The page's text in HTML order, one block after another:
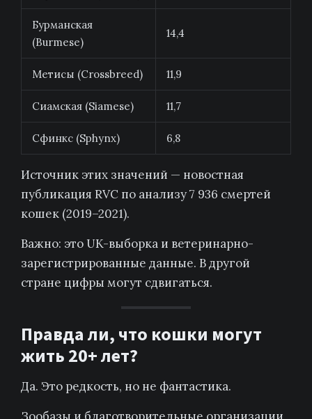
Бурманская
(Burmese)
14,4
Метисы (Crossbreed) 11,9
Сиамская (Siamese) 11,7
Сфинкс (Sphynx) 6,8
Источник этих значений — новостная
публикация RVC по анализу 7 936 смертей
кошек (2019–2021).
Важно: это UK-выборка и ветеринарно-
зарегистрированные данные. В другой
стране цифры могут сдвигаться.
Правда ли, что кошки могут
жить 20+ лет?
Да. Это редкость, но не фантастика.